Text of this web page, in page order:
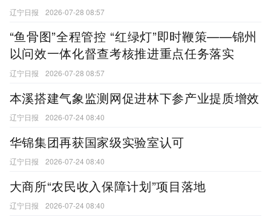
辽宁日报 2026-07-28 08:57
“鱼骨图”全程管控 “红绿灯”即时鞭策——锦州
以问效一体化督查考核推进重点任务落实
辽宁日报 2026-07-28 08:57
本溪搭建气象监测网促进林下参产业提质增效
辽宁日报 2026-07-24 08:40
华锦集团再获国家级实验室认可
辽宁日报 2026-07-24 08:40
大商所“农民收入保障计划”项目落地
辽宁日报 2026-07-24 08:40